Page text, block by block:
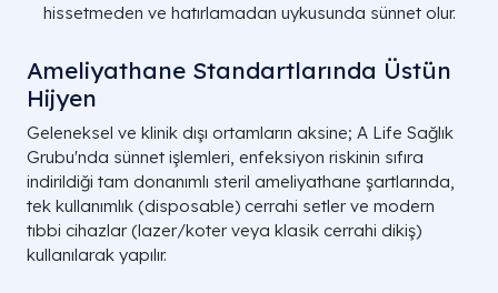
hissetmeden ve hatırlamadan uykusunda sünnet olur.
Ameliyathane Standartlarında Üstün
Hijyen
Geleneksel ve klinik dışı ortamların aksine; A Life Sağlık
Grubu'nda sünnet işlemleri, enfeksiyon riskinin sıfıra
indirildiği tam donanımlı steril ameliyathane şartlarında,
tek kullanımlık (disposable) cerrahi setler ve modern
tıbbi cihazlar (lazer/koter veya klasik cerrahi dikiş)
kullanılarak yapılır.